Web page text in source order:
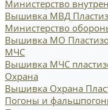
Министерство
Вышивка МВД
Министерство
Вышивка МО
МЧС
Вышивка МЧС
Охрана
Вышивка Охрана
Погоны и